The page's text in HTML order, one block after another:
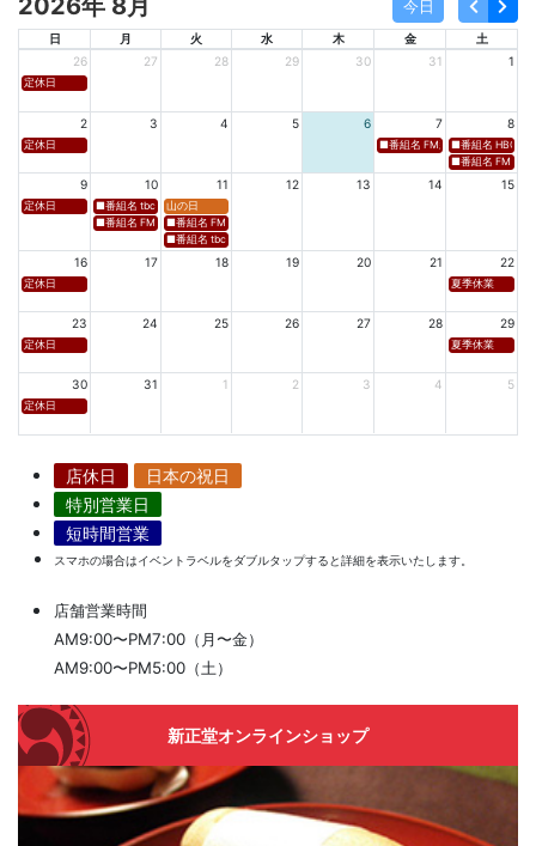
今日
日 月 火 水 木 金
土
26
27 28 29 30 31 1
定休日
2 3 4 5 6 7 8
定休日 ■番組名 FM新潟「SOUND
■番組名 HBC北
■番組名 FM 福
9 10 11 12 13 14 15
定休日 ■番組名 tbcラジオ「en∞Voyage(エン・ボヤージュ)」 ■放送日時 https://www.tbc-
山の日
■番組名 FM秋田「mix」 ■放送日時 https://www.fm-akita.co.jp/program/ ※黒沢 薫、安岡
■番組名 FM山形「WAVE4yamagata EXCEED」 ■放送日時 https://
■番組名 tbc東北放送「ウォッチン！みやぎ」 ■放送日時 https://www.tbc-
16 17 18 19 20 21 22
定休日 夏季休業
23 24 25 26 27 28 29
定休日 夏季休業
30 31 1 2 3 4 5
定休日
店休日
日本の祝日
特別営業日
短時間営業
スマホの場合はイベントラベルをダブルタップすると詳細を表示いたします。
店舗営業時間
AM9:00〜PM7:00（月〜金）
AM9:00〜PM5:00（土）
新正堂オンラインショップ